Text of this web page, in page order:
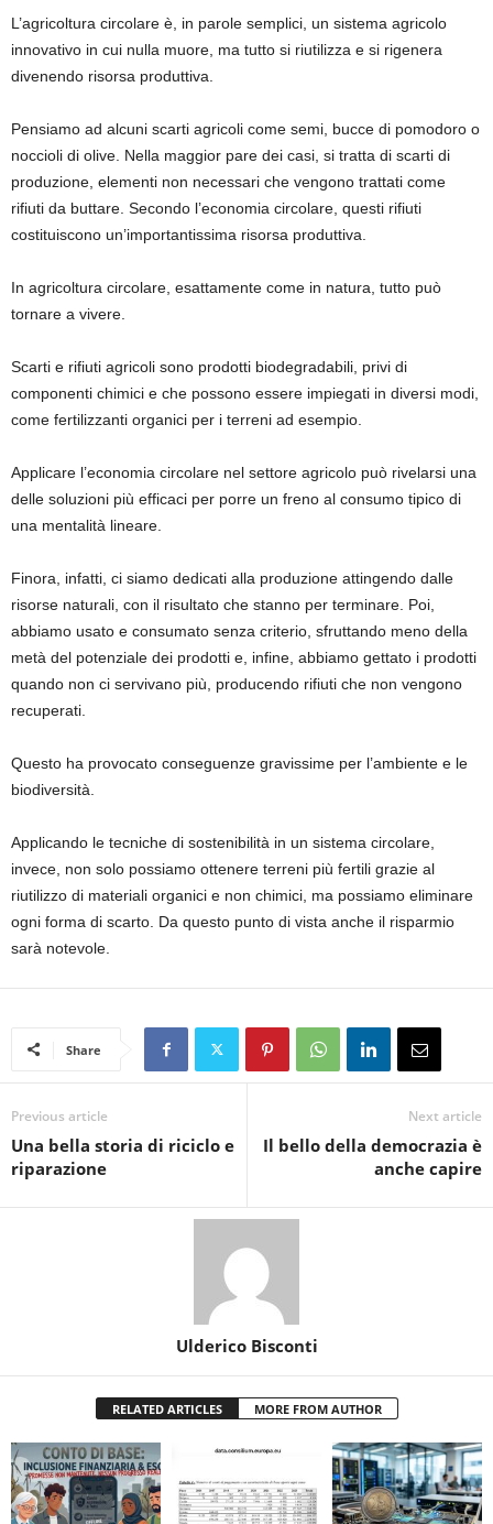
L’agricoltura circolare è, in parole semplici, un sistema agricolo
innovativo in cui nulla muore, ma tutto si riutilizza e si rigenera
divenendo risorsa produttiva.
Pensiamo ad alcuni scarti agricoli come semi, bucce di pomodoro o
noccioli di olive. Nella maggior pare dei casi, si tratta di scarti di
produzione, elementi non necessari che vengono trattati come
rifiuti da buttare. Secondo l’economia circolare, questi rifiuti
costituiscono un’importantissima risorsa produttiva.
In agricoltura circolare, esattamente come in natura, tutto può
tornare a vivere.
Scarti e rifiuti agricoli sono prodotti biodegradabili, privi di
componenti chimici e che possono essere impiegati in diversi modi,
come fertilizzanti organici per i terreni ad esempio.
Applicare l’economia circolare nel settore agricolo può rivelarsi una
delle soluzioni più efficaci per porre un freno al consumo tipico di
una mentalità lineare.
Finora, infatti, ci siamo dedicati alla produzione attingendo dalle
risorse naturali, con il risultato che stanno per terminare. Poi,
abbiamo usato e consumato senza criterio, sfruttando meno della
metà del potenziale dei prodotti e, infine, abbiamo gettato i prodotti
quando non ci servivano più, producendo rifiuti che non vengono
recuperati.
Questo ha provocato conseguenze gravissime per l’ambiente e le
biodiversità.
Applicando le tecniche di sostenibilità in un sistema circolare,
invece, non solo possiamo ottenere terreni più fertili grazie al
riutilizzo di materiali organici e non chimici, ma possiamo eliminare
ogni forma di scarto. Da questo punto di vista anche il risparmio
sarà notevole.
Share
Previous article
Una bella storia di riciclo e
riparazione
Next article
Il bello della democrazia è
anche capire
Ulderico Bisconti
RELATED ARTICLES MORE FROM AUTHOR